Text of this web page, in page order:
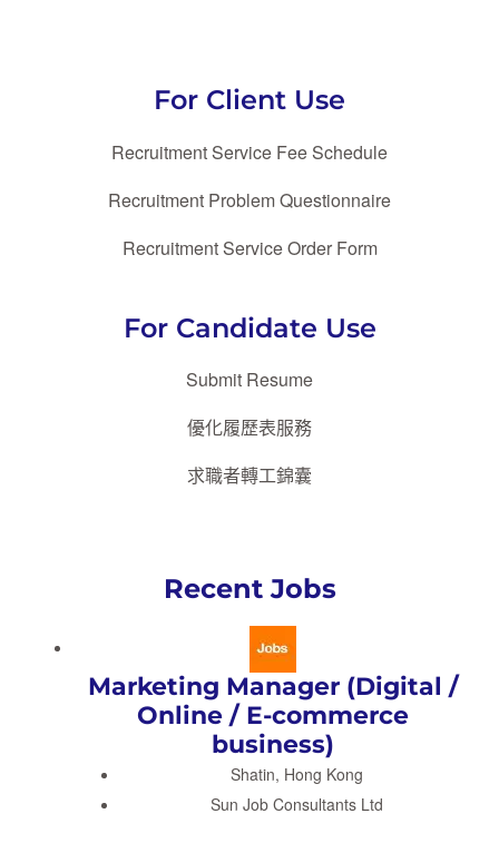
For Client Use
Recruitment Service Fee Schedule
Recruitment Problem Questionnaire
Recruitment Service Order Form
For Candidate Use
Submit Resume
優化履歷表服務
求職者轉工錦囊
Recent Jobs
Marketing Manager (Digital /
Online / E-commerce
business)
Shatin, Hong Kong
Sun Job Consultants Ltd